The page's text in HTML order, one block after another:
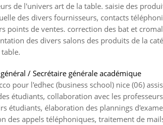
de l'univers art de la table. saisie des
des divers fournisseurs, contacts
points de ventes. correction des bat et
des divers salons des produits de la
/ Secrétaire générale académique
pour l'edhec (business school) nice (06)
étudiants, collaboration avec les
étudiants, élaboration des plannings
des appels téléphoniques, traitement de